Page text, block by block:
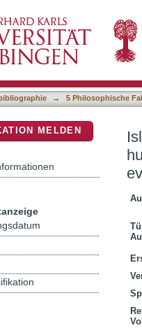
to Holocene in
→ 5 Philosophische
MELDEN